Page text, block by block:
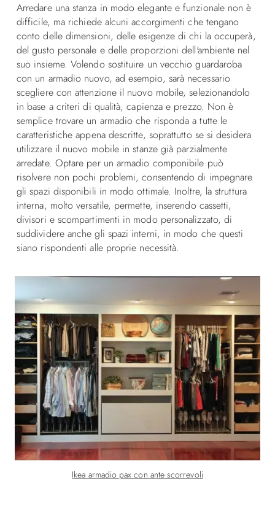
Arredare una stanza in modo elegante e funzionale non è
difficile, ma richiede alcuni accorgimenti che tengano
conto delle dimensioni, delle esigenze di chi la occuperà,
del gusto personale e delle proporzioni dell'ambiente nel
suo insieme. Volendo sostituire un vecchio guardaroba
con un armadio nuovo, ad esempio, sarà necessario
scegliere con attenzione il nuovo mobile, selezionandolo
in base a criteri di qualità, capienza e prezzo. Non è
semplice trovare un armadio che risponda a tutte le
caratteristiche appena descritte, soprattutto se si desidera
utilizzare il nuovo mobile in stanze già parzialmente
arredate. Optare per un armadio componibile può
risolvere non pochi problemi, consentendo di impegnare
gli spazi disponibili in modo ottimale. Inoltre, la struttura
interna, molto versatile, permette, inserendo cassetti,
divisori e scompartimenti in modo personalizzato, di
suddividere anche gli spazi interni, in modo che questi
siano rispondenti alle proprie necessità.
Ikea armadio pax con ante scorrevoli